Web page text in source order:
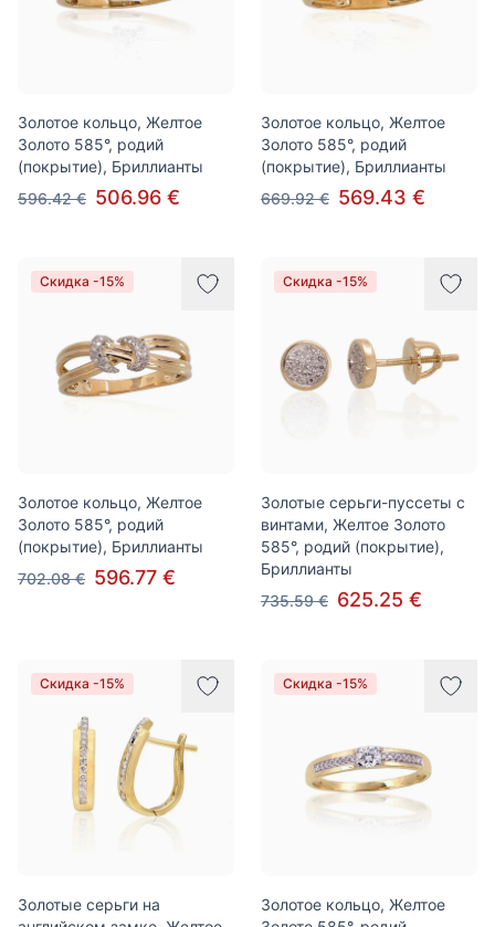
Золотое кольцо, Желтое
Золото 585°, родий
(покрытие), Бриллианты
596.42 € 506.96 €
Золотое кольцо, Желтое
Золото 585°, родий
(покрытие), Бриллианты
669.92 € 569.43 €
Скидка -15%
Золотое кольцо, Желтое
Золото 585°, родий
(покрытие), Бриллианты
702.08 € 596.77 €
Скидка -15%
Золотые серьги-пуссеты с
винтами, Желтое Золото
585°, родий (покрытие),
Бриллианты
735.59 € 625.25 €
Скидка -15%
Золотые серьги на
Скидка -15%
Золотое кольцо, Желтое